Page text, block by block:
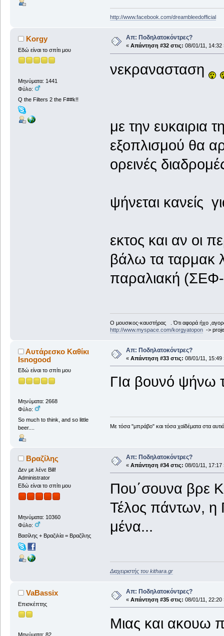
http://www.facebook.com/dreambleedofficial
Korgy
Εδώ είναι το σπίτι μου
Μηνύματα: 1441
Φύλο:
Q the Filters 2 the F##k!!
Απ: Ποδηλατοκόντρες?
« Απάντηση #32 στις: 08/01/11, 14:32
νεκρανασταση
με την ευκαιρια
εξοπλισμού θα
ορεινές
ψήνεται κανείς
εκτος και αν οι
βάλω τα ταρμακ
παραλιακή (ΣΕΦ-
Ο μουσικος-καυστήρας . Ότι αφορά ήχο
http://www.myspace.com/korgyatopon->
Αυτάρεσκο Καθίκι
Isnogood
Εδώ είναι το σπίτι μου
Μηνύματα: 2668
Φύλο:
So much to think, and so little
beer....
Απ: Ποδηλατοκόντρες?
« Απάντηση #33 στις: 08/01/11, 15:49
ΓΙα βουνό ψήνω
Με τόσα "μπράβο" και τόσα χαϊδέματα στα
Βραζίλης
Δεν με λένε Bill!
Administrator
Εδώ είναι το σπίτι μου
Μηνύματα: 10360
Φύλο:
Βασίλης + Βραζιλία = Βραζίλης
Απ: Ποδηλατοκόντρες?
« Απάντηση #34 στις: 08/01/11, 17:17
Που΄σουνα βρε
Τέλος πάντων, η
μένα...
Διαχειριστής του kithara.gr
VaBassix
Επισκέπτης
Μηνύματα: 82
Απ: Ποδηλατοκόντρες?
« Απάντηση #35 στις: 08/01/11, 22:20
Μιας και ακουω